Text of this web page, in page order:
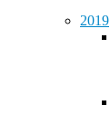
2019